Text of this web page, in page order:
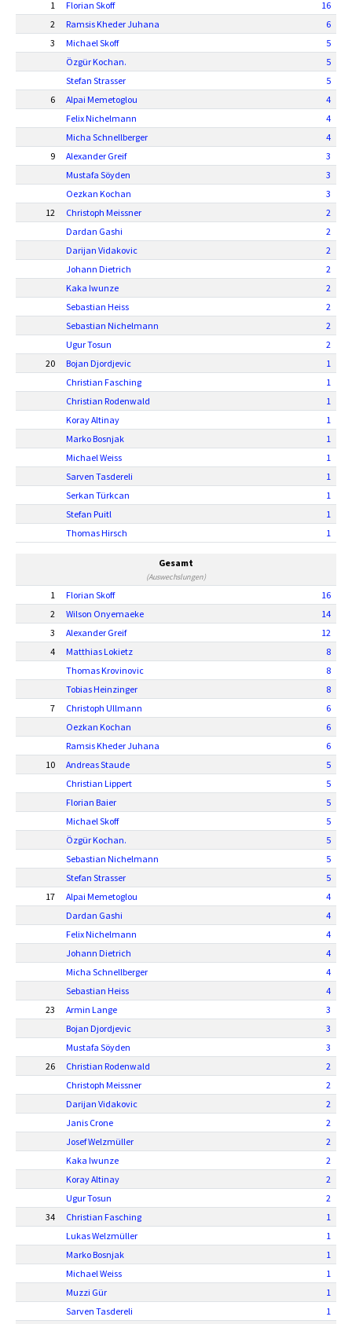
1 Florian Skoff
16
2
Ramsis Kheder Juhana
6
3
Michael Skoff
5
Özgür Kochan.
5
Stefan Strasser
5
6
Alpai Memetoglou
4
Felix Nichelmann
4
Micha Schnellberger
4
9
Alexander Greif
3
Mustafa Söyden
3
Oezkan Kochan
3
12
Christoph Meissner
2
Dardan Gashi
2
Darijan Vidakovic
2
Johann Dietrich
2
Kaka Iwunze
2
Sebastian Heiss
2
Sebastian Nichelmann
2
Ugur Tosun
2
20
Bojan Djordjevic
1
Christian Fasching
1
Christian Rodenwald
1
Koray Altinay
1
Marko Bosnjak
1
Michael Weiss
1
Sarven Tasdereli
1
Serkan Türkcan
1
Stefan Puitl
1
Thomas Hirsch
1
Gesamt
(Auswechslungen)
1 Florian Skoff
16
2
Wilson Onyemaeke
14
3
Alexander Greif
12
4
Matthias Lokietz
8
Thomas Krovinovic
8
Tobias Heinzinger
8
7
Christoph Ullmann
6
Oezkan Kochan
6
Ramsis Kheder Juhana
6
10
Andreas Staude
5
Christian Lippert
5
Florian Baier
5
Michael Skoff
5
Özgür Kochan.
5
Sebastian Nichelmann
5
Stefan Strasser
5
17
Alpai Memetoglou
4
Dardan Gashi
4
Felix Nichelmann
4
Johann Dietrich
4
Micha Schnellberger
4
Sebastian Heiss
4
23
Armin Lange
3
Bojan Djordjevic
3
Mustafa Söyden
3
26
Christian Rodenwald
2
Christoph Meissner
2
Darijan Vidakovic
2
Janis Crone
2
Josef Welzmüller
2
Kaka Iwunze
2
Koray Altinay
2
Ugur Tosun
2
34
Christian Fasching
1
Lukas Welzmüller
1
Marko Bosnjak
1
Michael Weiss
1
Muzzi Gür
1
Sarven Tasdereli
1